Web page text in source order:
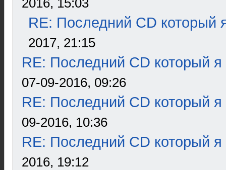
2016, 15:03
RE: Последний CD который
2017, 21:15
RE: Последний CD который я
07-09-2016, 09:26
RE: Последний CD который я
09-2016, 10:36
RE: Последний CD который я
2016, 19:12